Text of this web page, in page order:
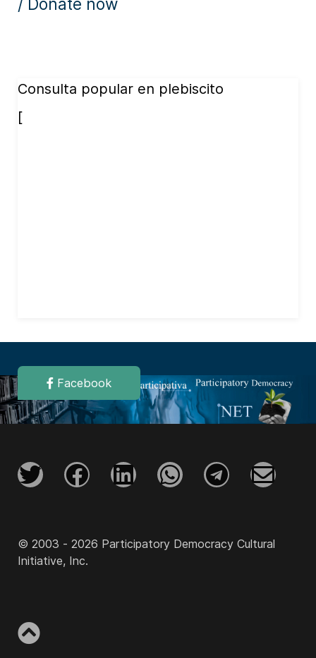
/ Donate now
Consulta popular en plebiscito
[
Facebook
© 2003 - 2026 Participatory Democracy Cultural
Initiative, Inc.